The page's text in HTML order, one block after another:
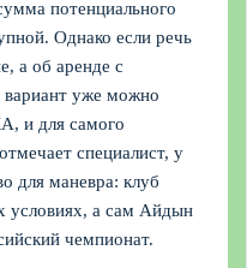
потенциального
Однако если речь
а об аренде с
вариант уже можно
и для самого
специалист, у
для маневра: клуб
условиях, а сам Айдын
чемпионат.